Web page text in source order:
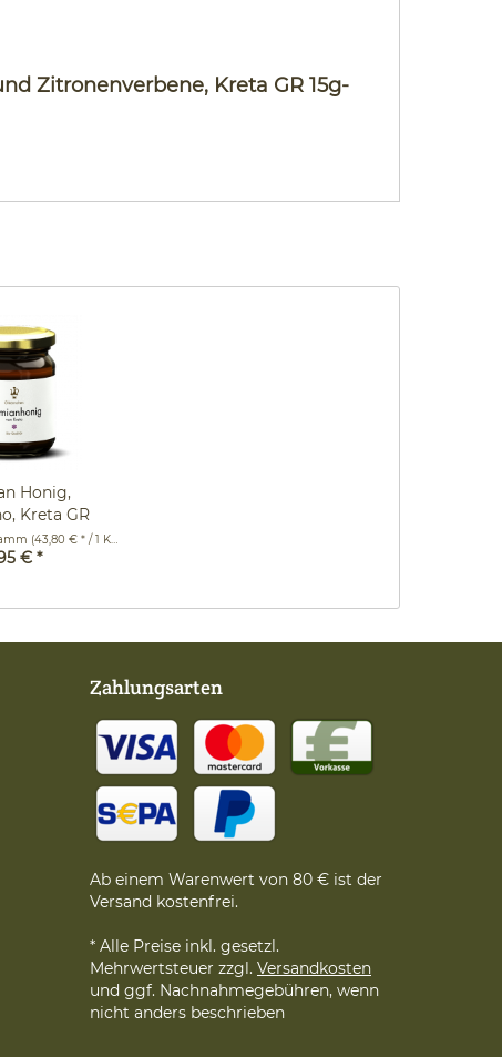
Zitronenverbene, Kreta GR 15g-
Honig,
Kreta GR
(43,80 € * / 1 Kilogramm)
€ *
Zahlungsarten
Ab einem Warenwert von 80 € ist der
Versand kostenfrei.
* Alle Preise inkl. gesetzl.
Mehrwertsteuer zzgl. Versandkosten
und ggf. Nachnahmegebühren, wenn
nicht anders beschrieben